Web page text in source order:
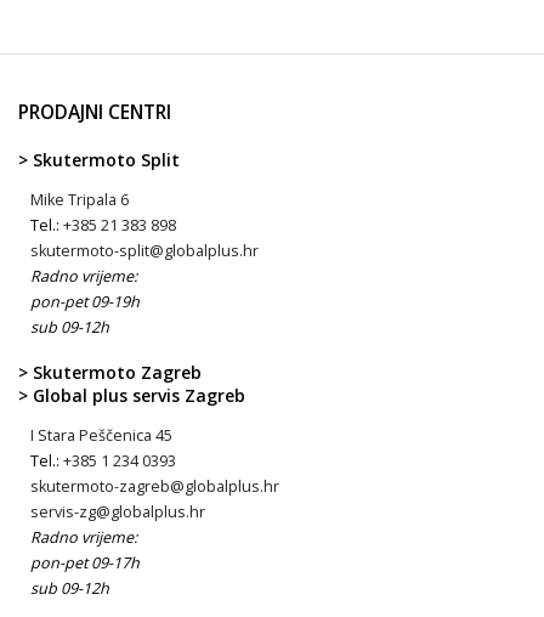
PRODAJNI CENTRI
> Skutermoto Split
Mike Tripala 6
Tel.: +385 21 383 898
skutermoto-split@globalplus.hr
Radno vrijeme:
pon-pet 09-19h
sub 09-12h
> Skutermoto Zagreb
> Global plus servis Zagreb
I Stara Peščenica 45
Tel.: +385 1 234 0393
skutermoto-zagreb@globalplus.hr
servis-zg@globalplus.hr
Radno vrijeme:
pon-pet 09-17h
sub 09-12h